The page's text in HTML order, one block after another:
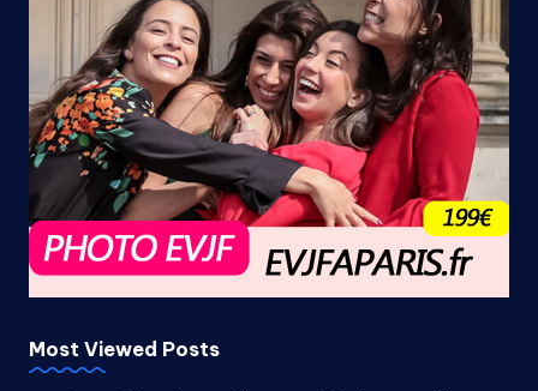
Most Viewed Posts